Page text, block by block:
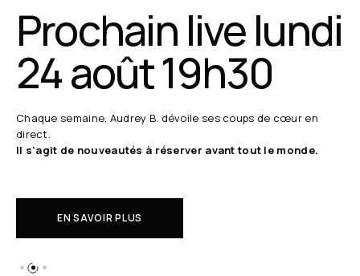
Prochain live lundi
24 août 19h30
Chaque semaine, Audrey B. dévoile ses coups de cœur en
direct.
Il s'agit de nouveautés à réserver avant tout le monde.
EN SAVOIR PLUS